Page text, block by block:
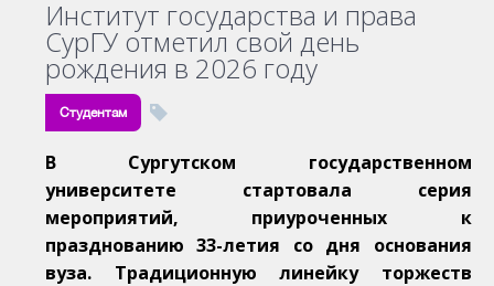
Институт государства и права
СурГУ отметил свой день
рождения в 2026 году
Студентам
В Сургутском государственном
университете стартовала серия
мероприятий, приуроченных к
празднованию 33-летия со дня основания
вуза. Традиционную линейку торжеств